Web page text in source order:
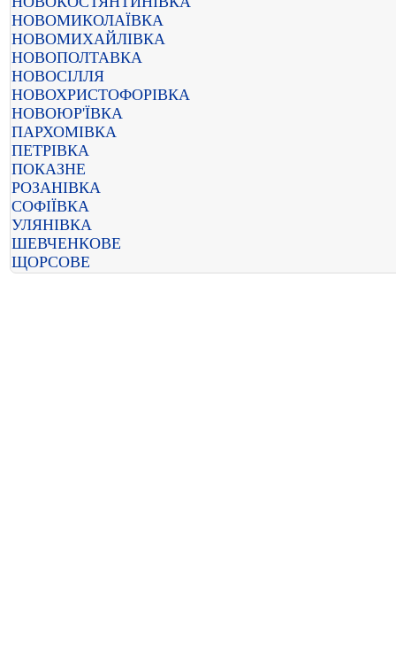
НОВОМИКОЛАЇВКА
НОВОМИХАЙЛІВКА
НОВОПОЛТАВКА
НОВОСІЛЛЯ
НОВОХРИСТОФОРІВКА
НОВОЮР'ЇВКА
ПАРХОМІВКА
ПЕТРІВКА
ПОКАЗНЕ
РОЗАНІВКА
СОФІЇВКА
УЛЯНІВКА
ШЕВЧЕНКОВЕ
ЩОРСОВЕ